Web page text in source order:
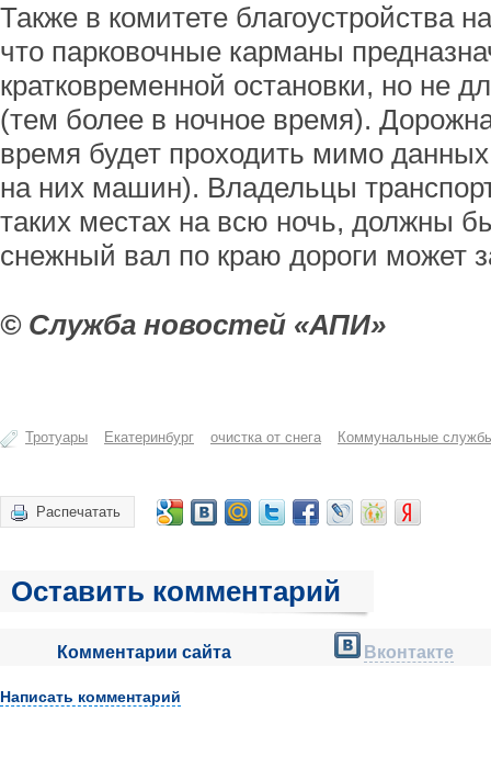
Также в комитете благоустройства
что парковочные карманы
кратковременной остановки, но не
(тем более в ночное время).
время будет проходить мимо
на них машин). Владельцы
таких местах на всю ночь, должны
снежный вал по краю дороги может
© Служба новостей «АПИ»
Тротуары Екатеринбург очистка от снега Коммунальные
Распечатать
Оставить комментарий
Комментарии сайта Вконтакте
Написать комментарий